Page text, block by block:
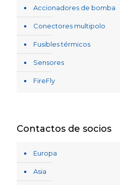
Accionadores de bomba
Conectores multipolo
Fusibles térmicos
Sensores
FireFly
Contactos de socios
Europa
Asia